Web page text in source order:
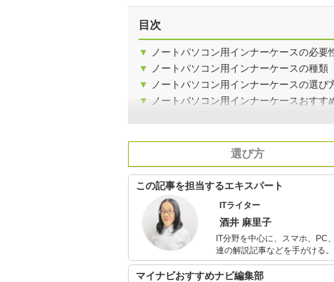
目次
▼
ノートパソコン用インナーケースの必要
▼
ノートパソコン用インナーケースの種類
▼
ノートパソコン用インナーケースの選び
▼
ノートパソコン用インナーケースおすす
選び方
この記事を担当するエキスパート
ITライター
酒井 麻里子
IT分野を中心に、スマホ、PC
連の解説記事などを手がける。 noteでは、趣味で集めているプログラミングロボットの話題なども発
信。テレワーク×メタバース
表。
マイナビおすすめナビ編集部